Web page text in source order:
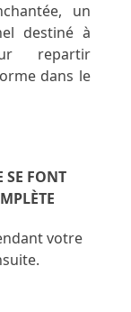
un
destiné à
repartir
dans le
SE FONT
votre